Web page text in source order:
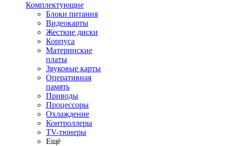
Комплектующие
Блоки питания
Видеокарты
Жесткие диски
Корпуса
Материнские
платы
Звуковые карты
Оперативная
память
Приводы
Процессоры
Охлаждение
Контроллеры
TV-тюнеры
Ещё